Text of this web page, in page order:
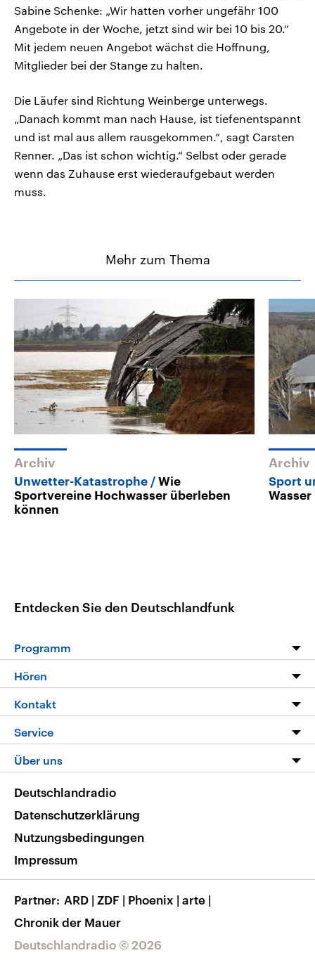
Sabine Schenke: „Wir hatten vorher ungefähr 100
Angebote in der Woche, jetzt sind wir bei 10 bis 20.“
Mit jedem neuen Angebot wächst die Hoffnung,
Mitglieder bei der Stange zu halten.
Die Läufer sind Richtung Weinberge unterwegs.
„Danach kommt man nach Hause, ist tiefenentspannt
und ist mal aus allem rausgekommen.“, sagt Carsten
Renner. „Das ist schon wichtig.“ Selbst oder gerade
wenn das Zuhause erst wiederaufgebaut werden
muss.
Mehr zum Thema
Archiv
Unwetter-Katastrophe
Wie
Sportvereine Hochwasser überleben
können
Archiv
Sport
Wasser
Entdecken Sie den Deutschlandfunk
Programm
Programm
Die Nachrichten
Nachrichtenleicht
Neue Beiträge auf dlf.de
Hören
Livestream
Podcasts
Deutschlandfunk App
Nachrichten App
Frequenzen
Kontakt
Hörerservice
Service
FAQ
Veranstaltungen
Musikliste
RSS
Über uns
Barrierefreiheit
Deutschlandradio © 2026
Deutschlandradio
Datenschutzerklärung
Nutzungsbedingungen
Impressum
Partner ARD | ZDF | Phoenix | arte |
Chronik der Mauer